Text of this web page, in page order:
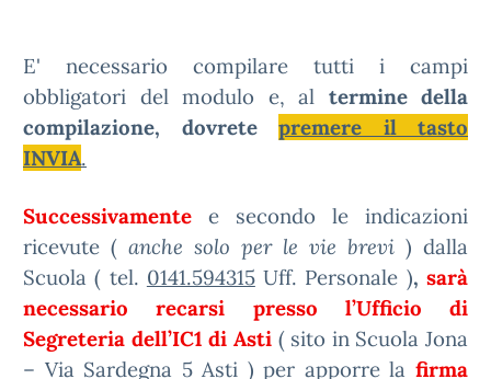
E' necessario compilare tutti i campi
obbligatori del modulo e, al termine della
compilazione, dovrete premere il tasto
INVIA.
Successivamente e secondo le indicazioni
ricevute ( anche solo per le vie brevi ) dalla
Scuola ( tel. 0141.594315Uff. Personale ), sarà
necessario recarsi
presso l’Ufficio di
Segreteria dell’IC1 di Asti ( sito in Scuola Jona
– Via Sardegna 5 Asti ) per apporre la firma